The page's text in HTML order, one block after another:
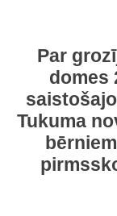
Par
domes
Tukuma